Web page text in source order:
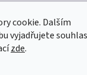
cookie. Dalším
vyjadřujete
zde.